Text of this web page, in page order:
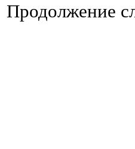
Продолжение